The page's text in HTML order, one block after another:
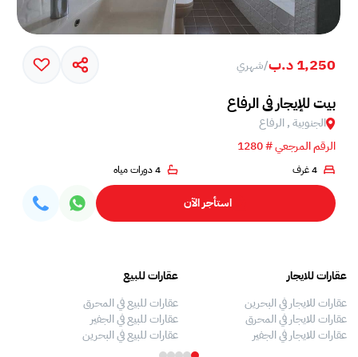
1,250 د.ب /شهري
بيت للإيجار في الرفاع
الجنوبية , الرفاع
الرقم المرجعي # 1280
4 غرف 4 دورات مياه
استأجر الآن
عقارات للايجار
عقارات للايجار في البحرين
عقارات للايجار في المحرق
عقارات للايجار في الجفير
عقارات للبيع
عقارات للبيع في المحرق
عقارات للبيع في الجفير
عقارات للبيع في البحرين